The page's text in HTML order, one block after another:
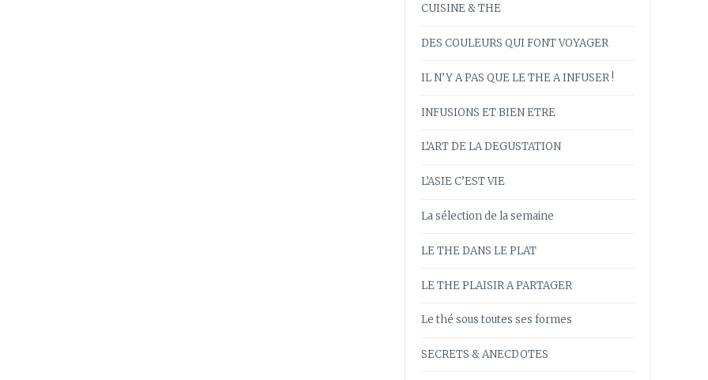
CUISINE & THE
DES COULEURS QUI FONT VOYAGER
IL N’Y A PAS QUE LE THE A INFUSER !
INFUSIONS ET BIEN ETRE
L’ART DE LA DEGUSTATION
L’ASIE C’EST VIE
La sélection de la semaine
LE THE DANS LE PLAT
LE THE PLAISIR A PARTAGER
Le thé sous toutes ses formes
SECRETS & ANECDOTES